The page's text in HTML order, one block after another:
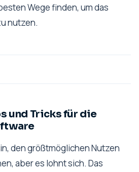
Wege finden, um das
nutzen.
und Tricks für die
den größtmöglichen Nutzen
aber es lohnt sich. Das